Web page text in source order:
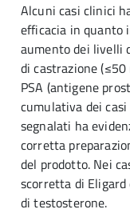
Alcuni casi clinici
efficacia in quanto
aumento dei livelli
di castrazione
PSA (antigene
cumulativa dei
segnalati ha
corretta
del prodotto. Nei
scorretta di
di testosterone.